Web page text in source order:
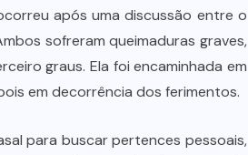
após uma discussão entre o
sofreram queimaduras graves,
graus. Ela foi encaminhada em
em decorrência dos ferimentos.
para buscar pertences pessoais,
a mel: Feira FAM dá
e lucro aos pequenos